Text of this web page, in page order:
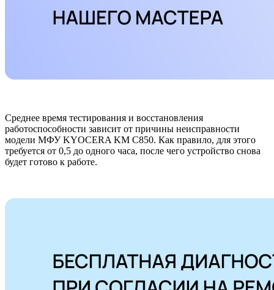
Среднее время тестирования и восстановления
работоспособности зависит от причины неисправности
модели МФУ KYOCERA KM C850. Как правило, для этого
требуется от 0,5 до одного часа, после чего устройство снова
будет готово к работе.